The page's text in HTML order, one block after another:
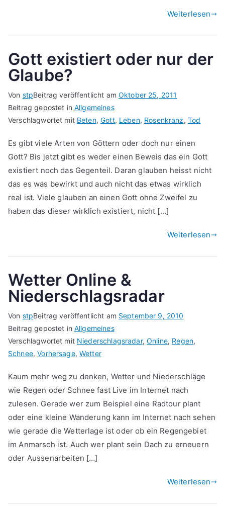
Weiterlesen
Gott existiert oder nur der
Glaube?
Von stpBeitrag veröffentlicht am Oktober 25, 2011
Beitrag gepostet inAllgemeines
Verschlagwortet mit Beten,Gott, Leben, Rosenkranz, Tod
Es gibt viele Arten von Göttern oder doch nur einen
Gott? Bis jetzt gibt es weder einen Beweis das ein Gott
existiert noch das Gegenteil. Daran glauben heisst nicht
das es was bewirkt und auch nicht das etwas wirklich
real ist. Viele glauben an einen Gott ohne Zweifel zu
haben das dieser wirklich existiert, nicht […]
Weiterlesen
Wetter Online &
Niederschlagsradar
Von stpBeitrag veröffentlicht am September 9, 2010
Beitrag gepostet inAllgemeines
Verschlagwortet mit Niederschlagsradar,Online, Regen,
Schnee,Vorhersage,Wetter
Kaum mehr weg zu denken, Wetter und Niederschläge
wie Regen oder Schnee fast Live im Internet nach
zulesen. Gerade wer zum Beispiel eine Radtour plant
oder eine kleine Wanderung kann im Internet nach sehen
wie gerade die Wetterlage ist oder ob ein Regengebiet
im Anmarsch ist. Auch wer plant sein Dach zu erneuern
oder Aussenarbeiten […]
Weiterlesen